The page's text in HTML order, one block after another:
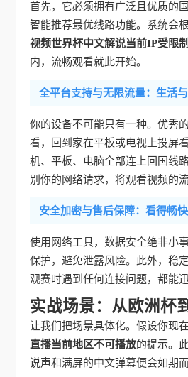
首先，它必须拥有广泛且优质的
智能推荐最优线路功能。系统会
视频世界杯中文解说当前IP受限制
内，流畅观看就此开始。
全平台支持与无限流量：生活
你的设备不可能只有一种。优秀
看，回到家在平板或电视上投屏
机、平板、电脑全部连上回国线
别你的网络请求，将观看视频的
安全加密与售后保障：看得畅
使用网络工具，数据安全绝非小
保护，避免泄露风险。此外，稳
观赛时遇到任何连接问题，都能
实战场景：从欧洲杯
让我们把场景具体化。假设你现
直播当前地区不可播放的提示。
说声和满屏的中文弹幕便会如期